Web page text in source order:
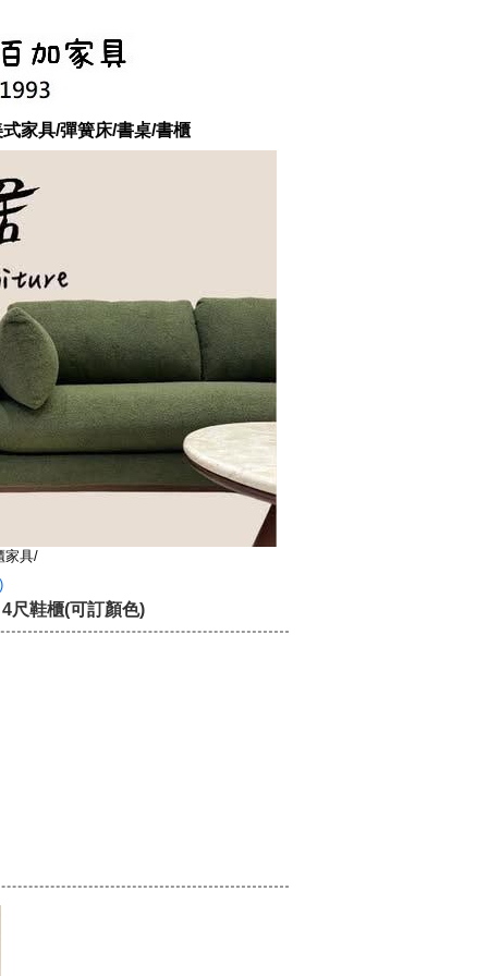
家具/彈簧床/書桌/書櫃
家具/
尺鞋櫃(可訂顏色)